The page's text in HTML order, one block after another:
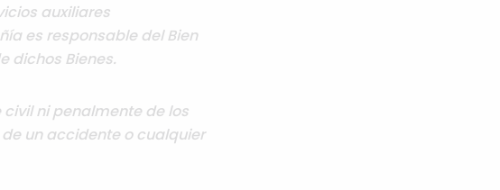
auxiliares
es responsable del Bien
dichos Bienes.
civil ni penalmente de los
un accidente o cualquier